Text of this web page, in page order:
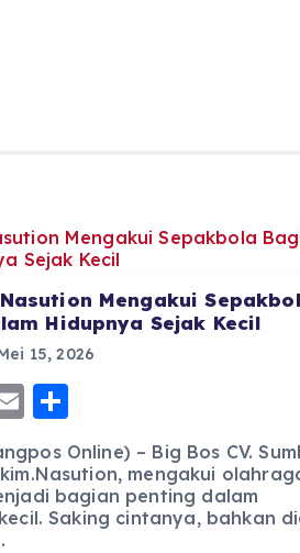
Mengakui
Hidupnya Sejak Kecil
15, 2026
E
m
ai
l
h
a
re
Online) – Big Bos CV.
mengakui
bagian penting dalam
Saking cintanya, bahkan